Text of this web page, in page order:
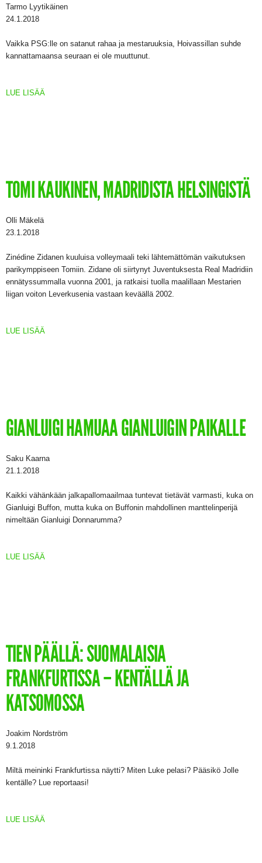
Tarmo Lyytikäinen
24.1.2018
Vaikka PSG:lle on satanut rahaa ja mestaruuksia, Hoivassillan suhde
kannattamaansa seuraan ei ole muuttunut.
LUE LISÄÄ
TOMI KAUKINEN, MADRIDISTA HELSINGISTÄ
Olli Mäkelä
23.1.2018
Zinédine Zidanen kuuluisa volleymaali teki lähtemättömän vaikutuksen
parikymppiseen Tomiin. Zidane oli siirtynyt Juventuksesta Real Madridiin
ennätyssummalla vuonna 2001, ja ratkaisi tuolla maalillaan Mestarien
liigan voiton Leverkusenia vastaan keväällä 2002.
LUE LISÄÄ
GIANLUIGI HAMUAA GIANLUIGIN PAIKALLE
Saku Kaarna
21.1.2018
Kaikki vähänkään jalkapallomaailmaa tuntevat tietävät varmasti, kuka on
Gianluigi Buffon, mutta kuka on Buffonin mahdollinen manttelinperijä
nimeltään Gianluigi Donnarumma?
LUE LISÄÄ
TIEN PÄÄLLÄ: SUOMALAISIA
FRANKFURTISSA – KENTÄLLÄ JA
KATSOMOSSA
Joakim Nordström
9.1.2018
Miltä meininki Frankfurtissa näytti? Miten Luke pelasi? Pääsikö Jolle
kentälle? Lue reportaasi!
LUE LISÄÄ